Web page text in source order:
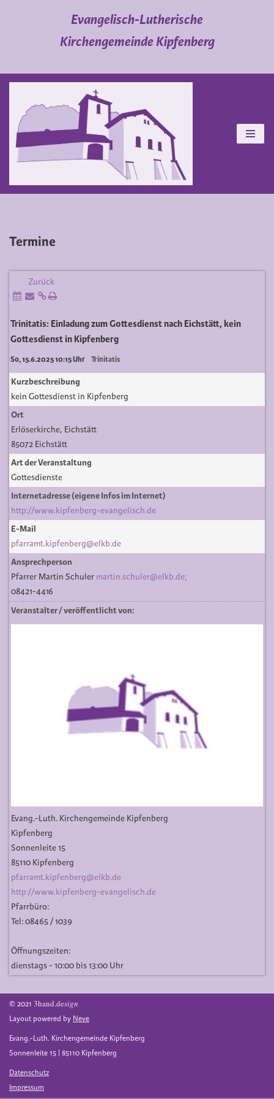
Evangelisch-Lutherische
Kirchengemeinde Kipfenberg
Termine
Zurück
Trinitatis: Einladung zum Gottesdienst nach Eichstätt, kein
Gottesdienst in Kipfenberg
So, 15.6.2025 10:15 Uhr Trinitatis
Kurzbeschreibung
kein Gottesdienst in Kipfenberg
Ort
Erlöserkirche, Eichstätt
85072 Eichstätt
Art der Veranstaltung
Gottesdienste
Internetadresse (eigene Infos im Internet)
http://www.kipfenberg-evangelisch.de
E-Mail
pfarramt.kipfenberg@elkb.de
Ansprechperson
Pfarrer Martin Schuler martin.schuler@elkb.de;
08421-4416
Veranstalter / veröffentlicht von:
Evang.-Luth. Kirchengemeinde Kipfenberg
Kipfenberg
Sonnenleite 15
85110 Kipfenberg
pfarramt.kipfenberg@elkb.de
http://www.kipfenberg-evangelisch.de
Pfarrbüro:
Tel: 08465 / 1039
Öffnungszeiten:
dienstags - 10:00 bis 13:00 Uhr
© 2021 3hand.design
Layout powered by Neve
Evang.-Luth. Kirchengemeinde Kipfenberg
Sonnenleite 15 | 85110 Kipfenberg
Datenschutz
Impressum